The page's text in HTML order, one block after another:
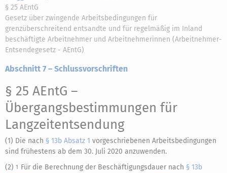
§ 25 AEntG
Gesetz über zwingende Arbeitsbedingungen für
grenzüberschreitend entsandte und für regelmäßig im Inland
beschäftigte Arbeitnehmer und Arbeitnehmerinnen (Arbeitnehmer-
Entsendegesetz - AEntG)
Abschnitt 7 – Schlussvorschriften
§ 25 AEntG –
Übergangsbestimmungen für
Langzeitentsendung
(1) Die nach § 13b Absatz 1 vorgeschriebenen Arbeitsbedingungen
sind frühestens ab dem 30. Juli 2020 anzuwenden.
(2) 1 Für die Berechnung der Beschäftigungsdauer nach § 13b